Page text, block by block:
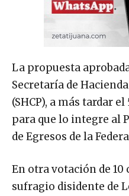
La propuesta
Secretaría de
(SHCP), a más tardar
para que lo integre al
de Egresos de la
En otra votación de
sufragio disidente de